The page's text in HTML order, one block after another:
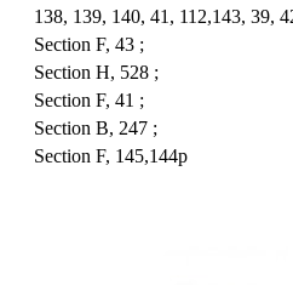
138, 139, 140, 41, 112,143, 39,
Section F, 43 ;
Section H, 528 ;
Section F, 41 ;
Section B, 247 ;
Section F, 145,144p